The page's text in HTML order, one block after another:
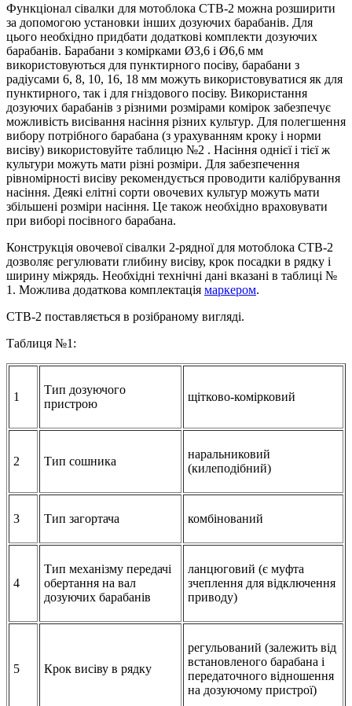
Функціонал сівалки для мотоблока СТВ-2 можна розширити
за допомогою установки інших дозуючих барабанів. Для
цього необхідно придбати додаткові комплекти дозуючих
барабанів. Барабани з комірками Ø3,6 і Ø6,6 мм
використовуються для пунктирного посіву, барабани з
радіусами 6, 8, 10, 16, 18 мм можуть використовуватися як для
пунктирного, так і для гніздового посіву. Використання
дозуючих барабанів з різними розмірами комірок забезпечує
можливість висівання насіння різних культур. Для полегшення
вибору потрібного барабана (з урахуванням кроку і норми
висіву) використовуйте таблицю №2 . Насіння однієї і тієї ж
культури можуть мати різні розміри. Для забезпечення
рівномірності висіву рекомендується проводити калібрування
насіння. Деякі елітні сорти овочевих культур можуть мати
збільшені розміри насіння. Це також необхідно враховувати
при виборі посівного барабана.
Конструкція овочевої сівалки 2-рядної для мотоблока СТВ-2
дозволяє регулювати глибину висіву, крок посадки в рядку і
ширину міжрядь. Необхідні технічні дані вказані в таблиці №
1. Можлива додаткова комплектація маркером.
СТВ-2 поставляється в розібраному вигляді.
Таблиця №1:
1
Тип дозуючого
пристрою
щітково-комірковий
2 Тип сошника
наральниковий
(килеподібний)
3 Тип загортача комбінований
4
Тип механізму передачі
обертання на вал
дозуючих барабанів
ланцюговий (є муфта
зчеплення для відключення
приводу)
5 Крок висіву в рядку
регульований (залежить від
встановленого барабана і
передаточного відношення
на дозуючому пристрої)